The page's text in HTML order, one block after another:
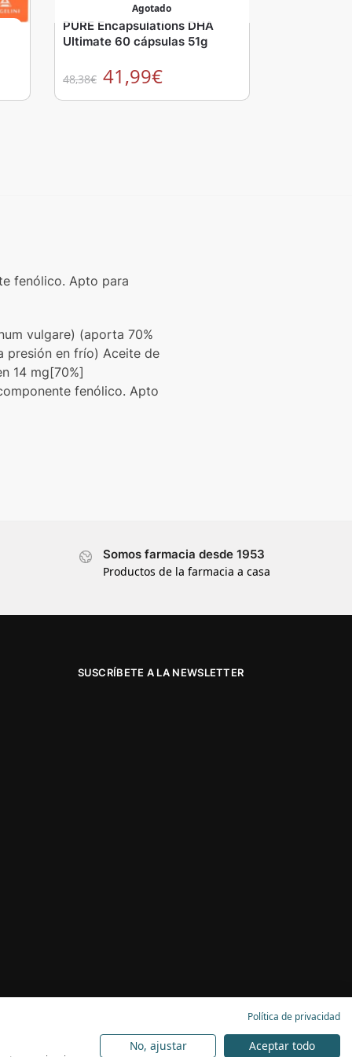
Agotado
PURE Encapsulations DHA
Ultimate 60 cápsulas 51g
48,38€ 41,99€
fenólico. Apto para
vulgare) (aporta 70%
en frío) Aceite de
14 mg[70%]
fenólico. Apto
Somos farmacia desde 1953
Productos de la farmacia a casa
SUSCRÍBETE A LA NEWSLETTER
Política de privacidad
No, ajustar Aceptar todo